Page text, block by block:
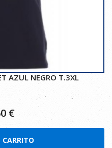
AZUL NEGRO T.3XL
€